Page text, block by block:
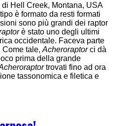
Hell Creek, Montana, USA
è formato da resti formati
sono più grandi dei raptor
è stato uno degli ultimi
occidentale. Faceva parte
Come tale, Acheroraptorci dà
prima della grande
trovati fino ad ora
tassonomica e filetica e